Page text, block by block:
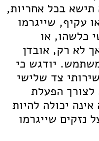
בכל אחריות,
עקיף, שייגרמו
כלשהו, או
לא רק, אובדן
יודגש כי
צד שלישי
הפעלת
יכולה להיות
נזקים שייגרמו